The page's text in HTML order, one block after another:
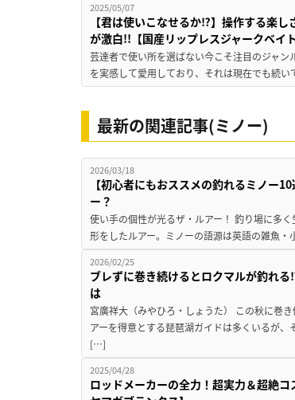
2025/05/07
【君は使いこなせるか⁉】操作する楽
が激白!!【国産リップレスジャークベイト
芸達者で使い所を選ばない今こそ注目のジャ
を実感して愛用しており、それは現在でも続
最新の関連記事(ミノー)
2026/03/18
【初心者にもおススメの釣れるミノー
ー？
使い手の個性が光るザ・ルアー！ 釣り場に多
形をしたルアー。ミノーの語源は英語の雑魚
2026/02/25
ブレずに巻き続けるとロクマルが釣れ
は
宮廣祥大（みやひろ・しょうた） この秋に巻
アーを得意とする琵琶湖ガイドは多くいるが
[…]
2025/04/28
ロッドメーカーの全力！超実力＆超絶